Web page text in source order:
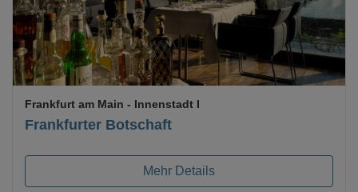
Frankfurter Botschaft
Frankfurt am Main - Innenstadt I
Mehr Details